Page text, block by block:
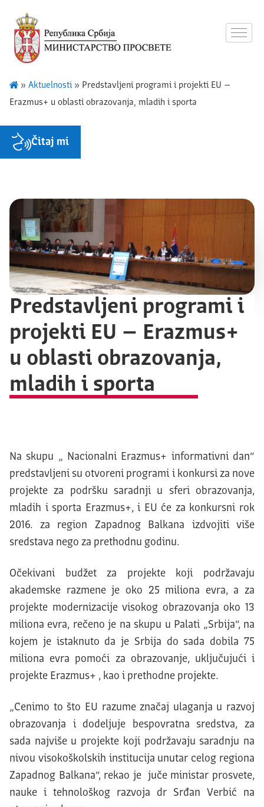
» Aktuelnosti» Predstavljeni programi i projekti EU –
Erazmus+ u oblasti obrazovanja, mladih i sporta
Čitaj mi
Predstavljeni programi i
projekti EU – Erazmus+
u oblasti obrazovanja,
mladih i sporta
Na skupu „ Nacionalni Erazmus+ informativni dan“
predstavljeni su otvoreni programi i konkursi za nove
projekte za podršku saradnji u sferi obrazovanja,
mladih i sporta Erazmus+, i EU će za konkursni rok
2016. za region Zapadnog Balkana izdvojiti više
sredstava nego za prethodnu godinu.
Očekivani budžet za projekte koji podržavaju
akademske razmene je oko 25 miliona evra, a za
projekte modernizacije visokog obrazovanja oko 13
miliona evra, rečeno je na skupu u Palati „Srbija“, na
kojem je istaknuto da je Srbija do sada dobila 75
miliona evra pomoći za obrazovanje, uključujući i
projekte Erazmus+ , kao i prethodne projekte.
„Cenimo to što EU razume značaj ulaganja u razvoj
obrazovanja i dodeljuje bespovratna sredstva, za
sada najviše u projekte koji podržavaju saradnju na
nivou visokoškolskih institucija unutar celog regiona
Zapadnog Balkana“, rekao je juče ministar prosvete,
nauke i tehnološkog razvoja dr Srđan Verbić na